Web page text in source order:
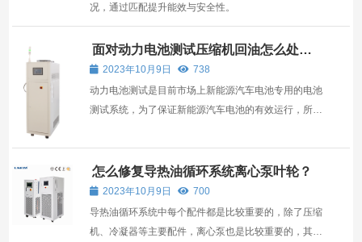
况，通过匹配提升能效与安全性。
面对动力电池测试压缩机回油怎么处
理？2023年10月9日
738
动力电池测试是目前市场上新能源汽车电池专用的电池
测试系统，为了保证新能源汽车电池的有效运行，所以
心配件，一旦发生回油故障就要及时解决。 动力电池测
试制冷系统运行的过程中，润滑油是随着冷媒一起排出
压缩...
怎么修复导热油循环系统离心泵叶轮？
2023年10月9日
700
导热油循环系统中每个配件都是比较重要的，除了压缩
机、冷凝器等主要配件，离心泵也是比较重要的，其中